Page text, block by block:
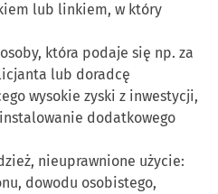
lub linkiem, w który
która podaje się np. za
lub doradcę
wysokie zyski z inwestycji,
dodatkowego
nieuprawnione użycie:
dowodu osobistego,